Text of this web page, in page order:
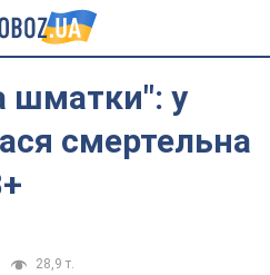
шматки": у
смертельна
28,9 т.